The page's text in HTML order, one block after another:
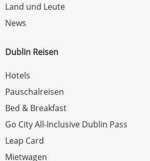
Land und Leute
News
Dublin Reisen
Hotels
Pauschalreisen
Bed & Breakfast
Go City All-Inclusive Dublin Pass
Leap Card
Mietwagen